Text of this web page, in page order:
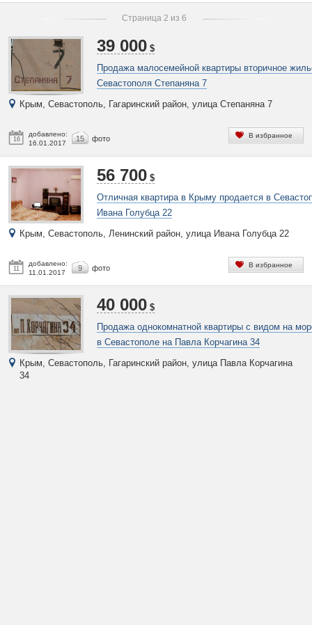
Страница 2 из 6
16
добавлено:
16.01.2017
15 фото
39 000 $
Продажа малосемейной квартиры вторичное
Севастополя Степаняна 7
Крым, Севастополь, Гагаринский район, улица Степаняна 7
В избранное
11
добавлено:
11.01.2017
9 фото
56 700 $
Отличная квартира в Крыму продается в
Ивана Голубца 22
Крым, Севастополь, Ленинский район, улица Ивана Голубца 22
В избранное
40 000 $
Продажа однокомнатной квартиры с видом на
в Севастополе на Павла Корчагина 34
Крым, Севастополь, Гагаринский район, улица Павла Корчагина
34